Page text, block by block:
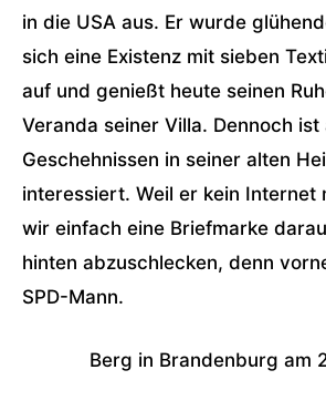
in die USA aus. Er wurde
sich eine Existenz mit sieben
auf und genießt heute seinen
Veranda seiner Villa. Dennoch ist
Geschehnissen in seiner alten
interessiert. Weil er kein Internet
wir einfach eine Briefmarke
hinten abzuschlecken, denn
SPD-Mann.
Berg in Brandenburg am